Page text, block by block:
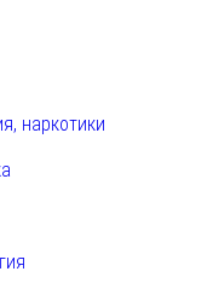
наркотики